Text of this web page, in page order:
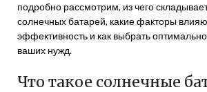
подробно рассмотрим, из чего
солнечных батарей, какие факторы
эффективность и как выбрать
ваших нужд.
Что такое солнечные